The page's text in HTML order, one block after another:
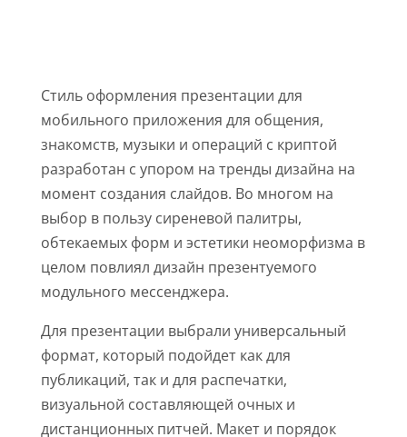
Стиль оформления презентации для
мобильного приложения для общения,
знакомств, музыки и операций с криптой
разработан с упором на тренды дизайна на
момент создания слайдов. Во многом на
выбор в пользу сиреневой палитры,
обтекаемых форм и эстетики неоморфизма в
целом повлиял дизайн презентуемого
модульного мессенджера.
Для презентации выбрали универсальный
формат, который подойдет как для
публикаций, так и для распечатки,
визуальной составляющей очных и
дистанционных питчей. Макет и порядок